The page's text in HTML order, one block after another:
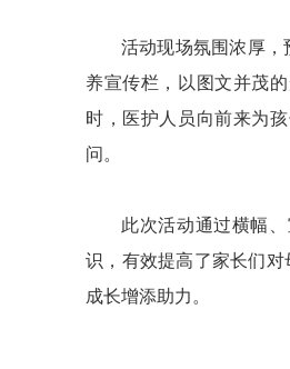
活动现场氛围浓厚，
养宣传栏，以图文并茂
时，医护人员向前来为
问。
此次活动通过横幅
识，有效提高了家长们
成长增添助力。